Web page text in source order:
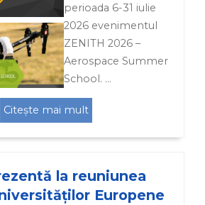
perioada 6-31 iulie
2026 evenimentul
ZENITH 2026 –
Aerospace Summer
School. …
Citește mai mult
la reuniunea
Europene